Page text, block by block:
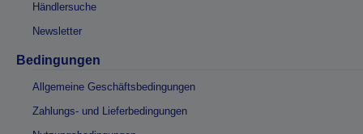
Händlersuche
Newsletter
Bedingungen
Allgemeine Geschäftsbedingungen
Zahlungs- und Lieferbedingungen